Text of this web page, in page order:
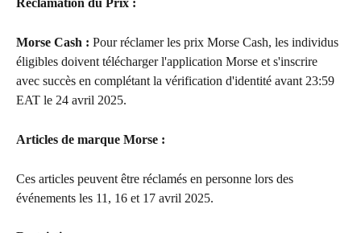
Réclamation du Prix :
Morse Cash : Pour réclamer les prix Morse Cash, les individus
éligibles doivent télécharger l'application Morse et s'inscrire
avec succès en complétant la vérification d'identité avant 23:59
EAT le 24 avril 2025.
Articles de marque Morse :
Ces articles peuvent être réclamés en personne lors des
événements les 11, 16 et 17 avril 2025.